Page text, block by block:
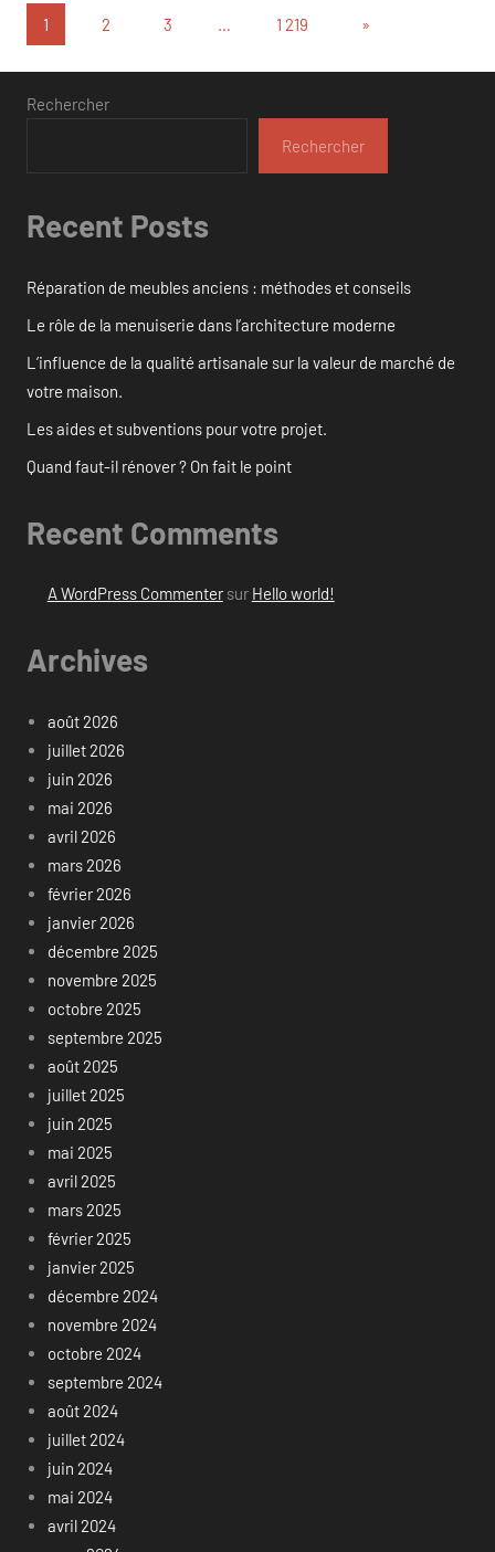
Pagination
des
publications
1 2 3 … 1 219
Articles
»
Rechercher
Rechercher
Recent Posts
Réparation de meubles anciens : méthodes et conseils
Le rôle de la menuiserie dans l’architecture moderne
L’influence de la qualité artisanale sur la valeur de marché de
votre maison.
Les aides et subventions pour votre projet.
Quand faut-il rénover ? On fait le point
Recent Comments
A WordPress Commentersur Hello world!
Archives
août 2026
juillet 2026
juin 2026
mai 2026
avril 2026
mars 2026
février 2026
janvier 2026
décembre 2025
novembre 2025
octobre 2025
septembre 2025
août 2025
juillet 2025
juin 2025
mai 2025
avril 2025
mars 2025
février 2025
janvier 2025
décembre 2024
novembre 2024
octobre 2024
septembre 2024
août 2024
juillet 2024
juin 2024
mai 2024
avril 2024